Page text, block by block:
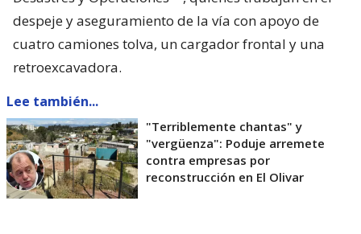
despeje y aseguramiento de la vía con apoyo de
cuatro camiones tolva, un cargador frontal y una
retroexcavadora.
Lee también...
"Terriblemente chantas" y
"vergüenza": Poduje arremete
contra empresas por
reconstrucción en El Olivar